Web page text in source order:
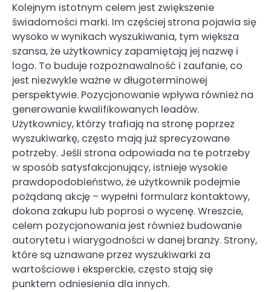
Kolejnym istotnym celem jest zwiększenie
świadomości marki. Im częściej strona pojawia się
wysoko w wynikach wyszukiwania, tym większa
szansa, że użytkownicy zapamiętają jej nazwę i
logo. To buduje rozpoznawalność i zaufanie, co
jest niezwykle ważne w długoterminowej
perspektywie. Pozycjonowanie wpływa również na
generowanie kwalifikowanych leadów.
Użytkownicy, którzy trafiają na stronę poprzez
wyszukiwarkę, często mają już sprecyzowane
potrzeby. Jeśli strona odpowiada na te potrzeby
w sposób satysfakcjonujący, istnieje wysokie
prawdopodobieństwo, że użytkownik podejmie
pożądaną akcję – wypełni formularz kontaktowy,
dokona zakupu lub poprosi o wycenę. Wreszcie,
celem pozycjonowania jest również budowanie
autorytetu i wiarygodności w danej branży. Strony,
które są uznawane przez wyszukiwarki za
wartościowe i eksperckie, często stają się
punktem odniesienia dla innych.